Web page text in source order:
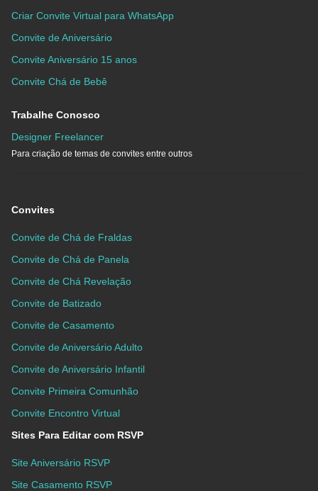
Criar Convite Virtual para WhatsApp
Convite de Aniversário
Convite Aniversário 15 anos
Convite Chá de Bebê
Trabalhe Conosco
Designer Freelancer
Para criação de temas de convites entre outros
Convites
Convite de Chá de Fraldas
Convite de Chá de Panela
Convite de Chá Revelação
Convite de Batizado
Convite de Casamento
Convite de Aniversário Adulto
Convite de Aniversário Infantil
Convite Primeira Comunhão
Convite Encontro Virtual
Sites Para Editar com RSVP
Site Aniversário RSVP
Site Casamento RSVP